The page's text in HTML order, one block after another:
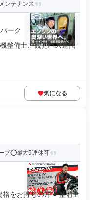
ンテナンス
ーク
整備士、観光バス運転
気になる
プ⭕️最大5連休可
をお持ちの方 ● 整備士